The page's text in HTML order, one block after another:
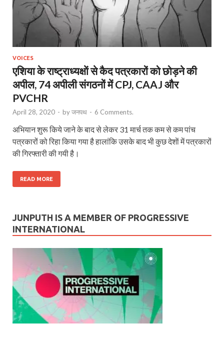
VOICES
एशिया के राष्ट्राध्यक्षाें से कैद पत्रकारों को छोड़ने की
अपील, 74 अपीली संगठनों में CPJ, CAAJ और
PVCHR
April 28, 2020 - byजनपथ - 6 Comments.
अभियान शुरू किये जाने के बाद से लेकर 31 मार्च तक कम से कम पांच
पत्रकारों को रिहा किया गया है हालांकि उसके बाद भी कुछ देशाें में पत्रकारों
की गिरफ्तारी की गयी है।
READ MORE
JUNPUTH IS A MEMBER OF PROGRESSIVE
INTERNATIONAL